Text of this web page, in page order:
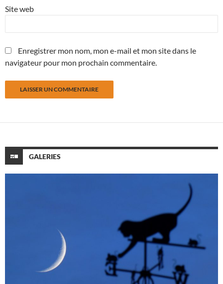
Site web
Enregistrer mon nom, mon e-mail et mon site dans le
navigateur pour mon prochain commentaire.
GALERIES